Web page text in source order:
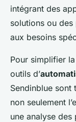
intégrant des
solutions ou
aux besoins
Pour simplifier
outils d’
Sendinblue sont
non seulement
une analyse